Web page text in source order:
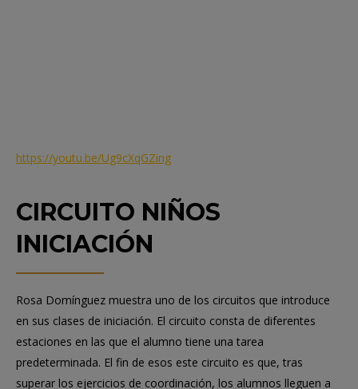
https://youtu.be/Ug9cXqGZing
CIRCUITO NIÑOS
INICIACIÓN
Rosa Domínguez muestra uno de los circuitos que introduce
en sus clases de iniciación. El circuito consta de diferentes
estaciones en las que el alumno tiene una tarea
predeterminada. El fin de esos este circuito es que, tras
superar los ejercicios de coordinación, los alumnos lleguen a